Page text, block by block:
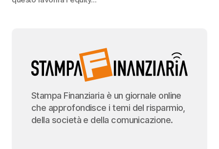
Stampa Finanziaria è un giornale online
che approfondisce i temi del risparmio,
della società e della comunicazione.